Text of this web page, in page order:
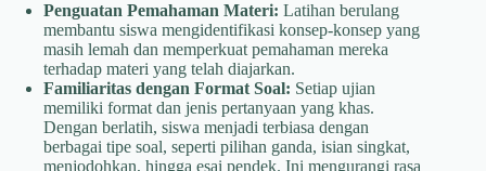
Penguatan Pemahaman Materi: Latihan berulang
membantu siswa mengidentifikasi konsep-konsep yang
masih lemah dan memperkuat pemahaman mereka
terhadap materi yang telah diajarkan.
Familiaritas dengan Format Soal: Setiap ujian
memiliki format dan jenis pertanyaan yang khas.
Dengan berlatih, siswa menjadi terbiasa dengan
berbagai tipe soal, seperti pilihan ganda, isian singkat,
menjodohkan, hingga esai pendek. Ini mengurangi rasa